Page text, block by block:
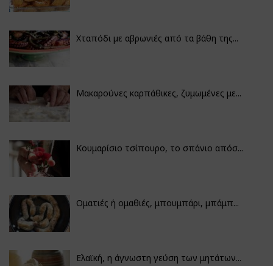
Χταπόδι με αβρωνιές από τα βάθη της...
Μακαρούνες καρπάθικες, ζυμωμένες με...
Κουμαρίσιο τσίπουρο, το σπάνιο απόσ...
Οματιές ή ομαθιές, μπουμπάρι, μπάμπ...
Ελαϊκή, η άγνωστη γεύση των μητάτων...